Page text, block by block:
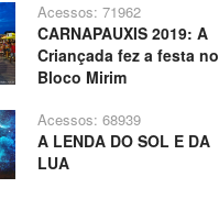
Acessos: 71962
CARNAPAUXIS 2019: A
Criançada fez a festa no
Bloco Mirim
Acessos: 68939
A LENDA DO SOL E DA
LUA